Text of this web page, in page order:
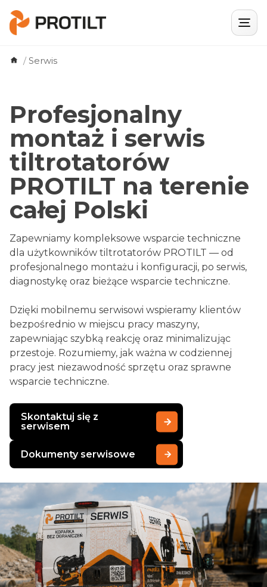
/Serwis
Profesjonalny
montaż i serwis
tiltrotatorów
PROTILT na terenie
całej Polski
Zapewniamy kompleksowe wsparcie techniczne
dla użytkowników tiltrotatorów PROTILT — od
profesjonalnego montażu i konfiguracji, po serwis,
diagnostykę oraz bieżące wsparcie techniczne.
Dzięki mobilnemu serwisowi wspieramy klientów
bezpośrednio w miejscu pracy maszyny,
zapewniając szybką reakcję oraz minimalizując
przestoje. Rozumiemy, jak ważna w codziennej
pracy jest niezawodność sprzętu oraz sprawne
wsparcie techniczne.
Skontaktuj się z
serwisem
Dokumenty serwisowe